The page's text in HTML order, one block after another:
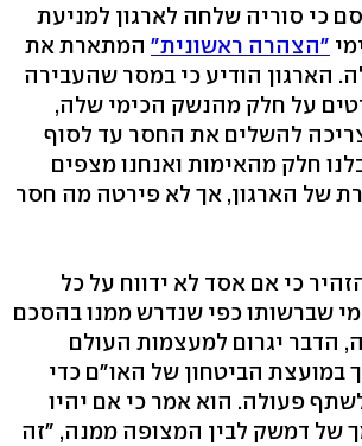
כי סוריה שלחה לארגון למניעת
"הצהרה ראשונית" המתארת את
הארגון הודיע כי במסר שהעבירה
על חלק מהנשק הכימי שלה,
להשלים את החסר עד לסוף
חלק מהאימות ואנחנו מצפים
של הארגון, אך לא פירטה מה חסר
כי אם אסד לא ידווח על כל
שברשותו כפי שנדרש ממנו בהסכם
הדבר יגרום למעצמות העולם
במועצת הביטחון של האו"ם כדי
פעולה. הוא אמר כי אם יהיו
של דמשק לבין המצופה ממנה, "זה